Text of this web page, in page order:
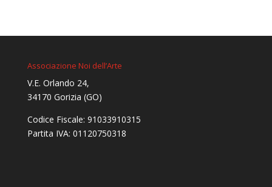
Associazione Noi dell’Arte
V.E. Orlando 24,
34170 Gorizia (GO)
Codice Fiscale: 91033910315
Partita IVA: 01120750318